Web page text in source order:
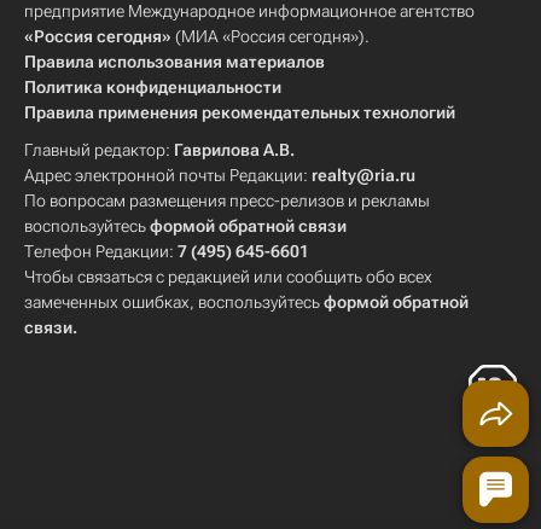
предприятие Международное информационное агентство
«Россия сегодня» (МИА «Россия сегодня»).
Правила использования материалов
Политика конфиденциальности
Правила применения рекомендательных технологий
Главный редактор: Гаврилова А.В.
Адрес электронной почты Редакции: realty@ria.ru
По вопросам размещения пресс-релизов и рекламы
воспользуйтесьформой обратной связи
Телефон Редакции: 7 (495) 645-6601
Чтобы связаться с редакцией или сообщить обо всех
замеченных ошибках, воспользуйтесьформой обратной
связи.